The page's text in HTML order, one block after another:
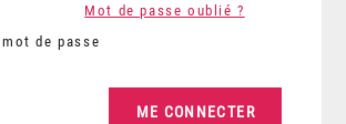
mot de passe
Mot de passe oublié ?